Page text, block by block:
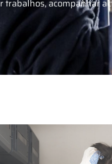
trabalhos, acompanhar